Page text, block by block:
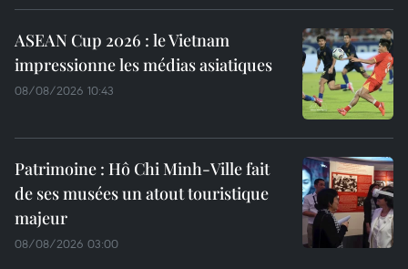
ASEAN Cup 2026 : le Vietnam
impressionne les médias asiatiques
08/08/2026 10:43
Patrimoine : Hô Chi Minh-Ville fait
de ses musées un atout touristique
majeur
08/08/2026 03:00